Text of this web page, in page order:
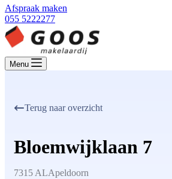
Afspraak maken
055 5222277
Menu
Terug naar overzicht
Bloemwijklaan 7
7315 ALApeldoorn